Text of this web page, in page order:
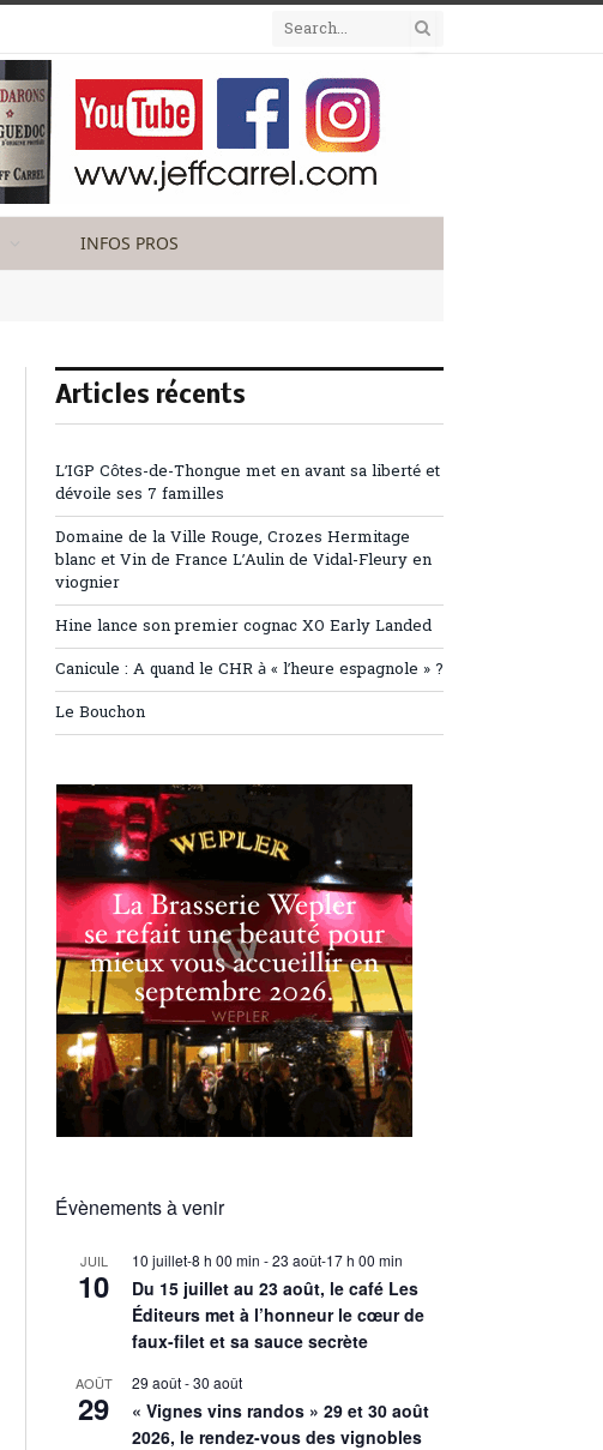
INFOS PROS
Articles récents
L’IGP Côtes-de-Thongue met en avant sa liberté et
dévoile ses 7 familles
Domaine de la Ville Rouge, Crozes Hermitage
blanc et Vin de France L’Aulin de Vidal-Fleury en
viognier
Hine lance son premier cognac XO Early Landed
Canicule : A quand le CHR à « l’heure espagnole » ?
Le Bouchon
Évènements à venir
JUIL
10
10 juillet-8 h 00 min -23 août-17 h 00 min
Du 15 juillet au 23 août, le café Les
Éditeurs met à l’honneur le cœur de
faux-filet et sa sauce secrète
AOÛT
29
29 août-30 août
« Vignes vins randos » 29 et 30 août
2026, le rendez-vous des vignobles